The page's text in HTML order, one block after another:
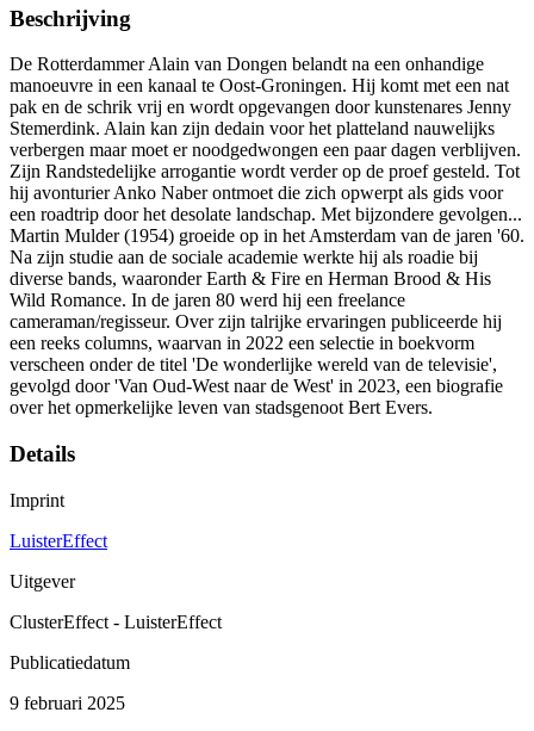
Beschrijving
De Rotterdammer Alain van Dongen belandt na een onhandige
manoeuvre in een kanaal te Oost-Groningen. Hij komt met een nat
pak en de schrik vrij en wordt opgevangen door kunstenares Jenny
Stemerdink. Alain kan zijn dedain voor het platteland nauwelijks
verbergen maar moet er noodgedwongen een paar dagen verblijven.
Zijn Randstedelijke arrogantie wordt verder op de proef gesteld. Tot
hij avonturier Anko Naber ontmoet die zich opwerpt als gids voor
een roadtrip door het desolate landschap. Met bijzondere gevolgen...
Martin Mulder (1954) groeide op in het Amsterdam van de jaren '60.
Na zijn studie aan de sociale academie werkte hij als roadie bij
diverse bands, waaronder Earth & Fire en Herman Brood & His
Wild Romance. In de jaren 80 werd hij een freelance
cameraman/regisseur. Over zijn talrijke ervaringen publiceerde hij
een reeks columns, waarvan in 2022 een selectie in boekvorm
verscheen onder de titel 'De wonderlijke wereld van de televisie',
gevolgd door 'Van Oud-West naar de West' in 2023, een biografie
over het opmerkelijke leven van stadsgenoot Bert Evers.
Details
Imprint
LuisterEffect
Uitgever
ClusterEffect - LuisterEffect
Publicatiedatum
9 februari 2025